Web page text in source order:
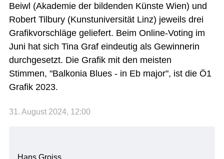
Beiwl (Akademie der bildenden Künste Wien) und
Robert Tilbury (Kunstuniversität Linz) jeweils drei
Grafikvorschläge geliefert. Beim Online-Voting im
Juni hat sich Tina Graf eindeutig als Gewinnerin
durchgesetzt. Die Grafik mit den meisten
Stimmen, "Balkonia Blues - in Eb major", ist die Ö1
Grafik 2023.
31. August 2024, 12:00